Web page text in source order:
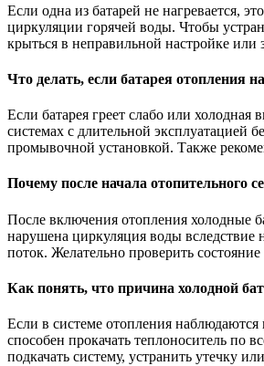
Если одна из батарей не нагревается,
циркуляции горячей воды. Чтобы
крыться в неправильной настройке или
Что делать, если батарея отопления
Если батарея греет слабо или
системах с длительной эксплуатацией
промывочной установкой. Также
Почему после начала отопительного
После включения отопления холодные
нарушена циркуляция воды вследствие
поток. Желательно проверить
Как понять, что причина холодной
Если в системе отопления наблюдаются
способен прокачать теплоноситель по
подкачать систему, устранить утечку